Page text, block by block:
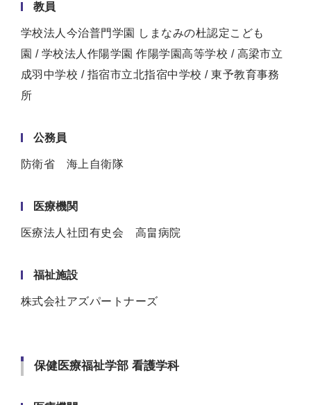
教員
学校法人今治普門学園 しまなみの杜認定こども
園 / 学校法人作陽学園 作陽学園高等学校 / 高梁市立
成羽中学校 / 指宿市立北指宿中学校 / 東予教育事務
所
公務員
防衛省 海上自衛隊
医療機関
医療法人社団有史会 高畠病院
福祉施設
株式会社アズパートナーズ
保健医療福祉学部 看護学科